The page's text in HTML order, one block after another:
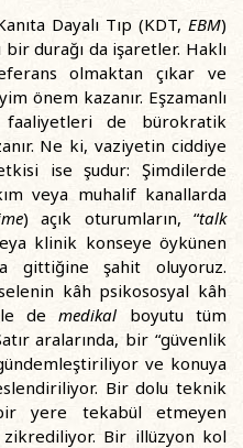
Dayalı Tıp (KDT, EBM)
bir durağı da işaretler. Haklı
olmaktan çıkar ve
önem kazanır. Eşzamanlı
de bürokratik
Ne ki, vaziyetin ciddiye
ise şudur: Şimdilerde
veya muhalif kanallarda
) açık oturumların, “talk
klinik konseye öykünen
gittiğine şahit oluyoruz.
kâh psikososyal kâh
demedikal boyutu tüm
aralarında, bir “güvenlik
ve konuya
Bir dolu teknik
yere tekabül etmeyen
Bir illüzyon kol